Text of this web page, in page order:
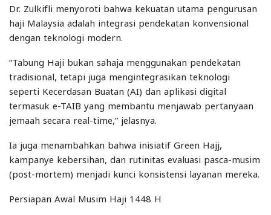
Dr. Zulkifli menyoroti bahwa kekuatan utama pengurusan
haji Malaysia adalah integrasi pendekatan konvensional
dengan teknologi modern.
“Tabung Haji bukan sahaja menggunakan pendekatan
tradisional, tetapi juga mengintegrasikan teknologi
seperti Kecerdasan Buatan (AI) dan aplikasi digital
termasuk e-TAIB yang membantu menjawab pertanyaan
jemaah secara real-time,” jelasnya.
Ia juga menambahkan bahwa inisiatif Green Hajj,
kampanye kebersihan, dan rutinitas evaluasi pasca-musim
(post-mortem) menjadi kunci konsistensi layanan mereka.
Persiapan Awal Musim Haji 1448 H